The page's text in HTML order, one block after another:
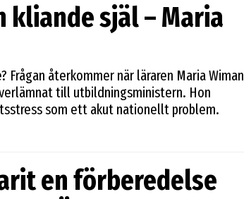
kliande själ – Maria
Frågan återkommer när läraren Maria Wiman
till utbildningsministern. Hon
som ett akut nationellt problem.
en förberedelse